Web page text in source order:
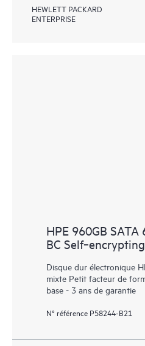
HEWLETT PACKARD
ENTERPRISE
HPE 960GB SATA
BC
Disque dur électronique
mixte Petit facteur de
base - 3 ans de garantie
N° référence P58244-B21